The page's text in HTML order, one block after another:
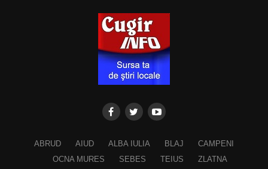
ABRUD AIUD ALBA IULIA BLAJ
CAMPENI
OCNA MURES
SEBES TEIUS ZLATNA